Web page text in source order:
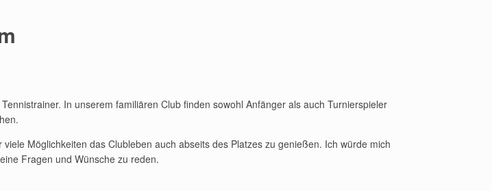
In unserem familiären Club finden sowohl Anfänger als auch Turnierspieler
Möglichkeiten das Clubleben auch abseits des Platzes zu genießen. Ich würde mich
Fragen und Wünsche zu reden.